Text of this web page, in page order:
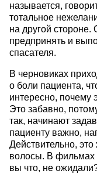
называется,
тотальное
на другой
предпринять и
спасателя.
В черновиках
о боли пациента,
интересно, почему
Это забавно,
так, начинают
пациенту важно,
Действительно,
волосы. В фильмах
вы что, не